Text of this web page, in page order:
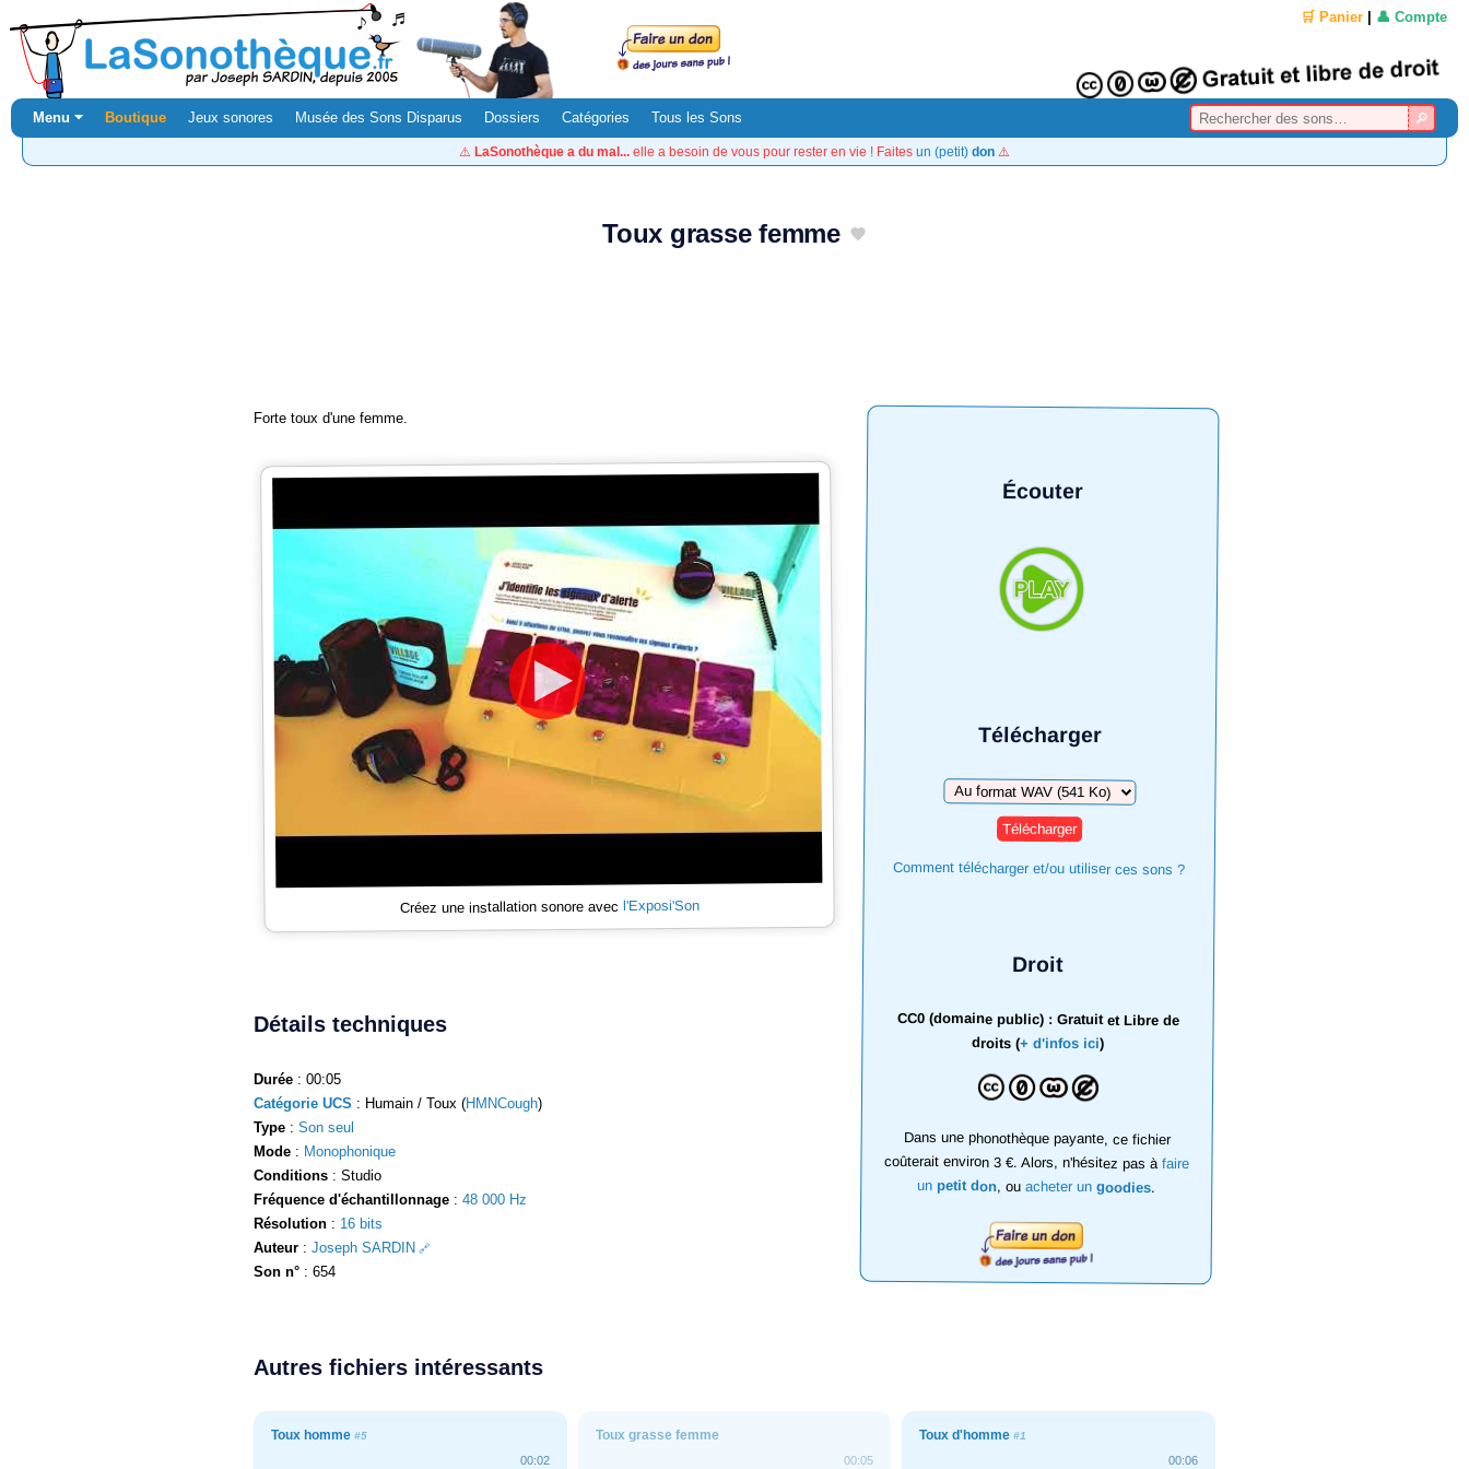
🛒 Panier 👤 Compte
Menu ⏷ Boutique Jeux sonores Musée des Sons Disparus Dossiers Catégories Tous les Sons
⚠️ LaSonothèque a du mal... elle a besoin de vous pour rester en vie ! Faites un (petit) don ⚠️
Toux grasse femme
Écouter
Télécharger
Télécharger
Comment télécharger et/ou utiliser ces sons ?
Droit
CC0 (domaine public) : Gratuit et Libre de
droits (+ d'infos ici)
Dans une phonothèque payante, ce fichier
coûterait environ 3 €. Alors, n'hésitez pas àfaire
un petit don, ouacheter ungoodies.
Forte toux d'une femme.
Créez une installation sonore avec l'Exposi'Son
Détails techniques
Durée : 00:05
Catégorie UCS : Humain / Toux (HMNCough)
Type : Son seul
Mode : Monophonique
Conditions : Studio
Fréquence d'échantillonnage : 48 000 Hz
Résolution : 16 bits
Auteur : Joseph SARDIN
Son n° : 654
Autres fichiers intéressants
Toux homme #5
00:02
Toux grasse femme
00:05
Toux d'homme#1
00:06